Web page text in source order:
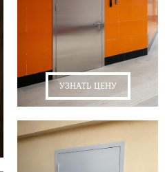
УЗНАТЬ ЦЕНУ